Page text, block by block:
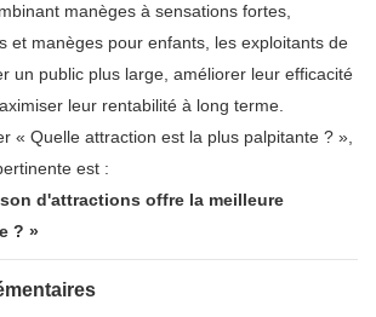
manèges à sensations fortes,
et manèges pour enfants, les exploitants de
un public plus large, améliorer leur efficacité
leur rentabilité à long terme.
« Quelle attraction est la plus palpitante ? »,
est :
d'attractions offre la meilleure
? »